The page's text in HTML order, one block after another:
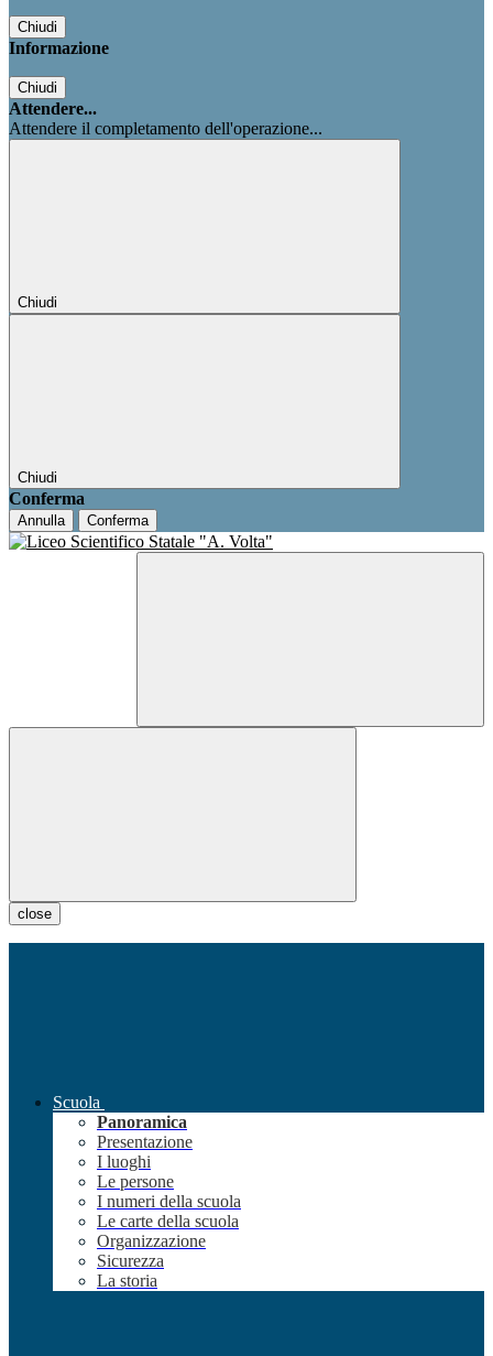
Chiudi
Informazione
Chiudi
Attendere...
Attendere il completamento dell'operazione...
Chiudi
Chiudi
Conferma
Annulla Conferma
close
Scuola
Panoramica
Presentazione
I luoghi
Le persone
I numeri della scuola
Le carte della scuola
Organizzazione
Sicurezza
La storia